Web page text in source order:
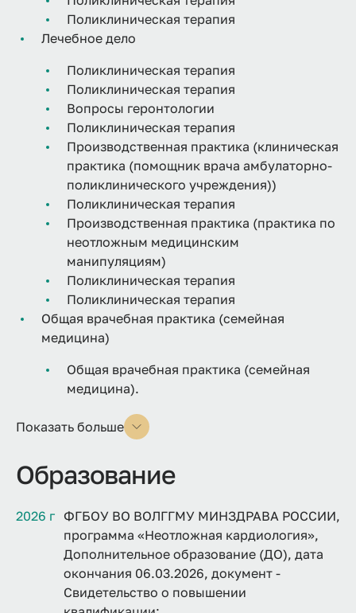
Поликлиническая терапия
Лечебное дело
Поликлиническая терапия
Поликлиническая терапия
Вопросы геронтологии
Поликлиническая терапия
Производственная практика (клиническая
практика (помощник врача амбулаторно-
поликлинического учреждения))
Поликлиническая терапия
Производственная практика (практика по
неотложным медицинским
манипуляциям)
Поликлиническая терапия
Поликлиническая терапия
Общая врачебная практика (семейная
медицина)
Общая врачебная практика (семейная
медицина).
Показать больше
Образование
2026 г ФГБОУ ВО ВОЛГГМУ МИНЗДРАВА РОССИИ,
программа «Неотложная кардиология»,
Дополнительное образование (ДО), дата
окончания 06.03.2026, документ -
Свидетельство о повышении